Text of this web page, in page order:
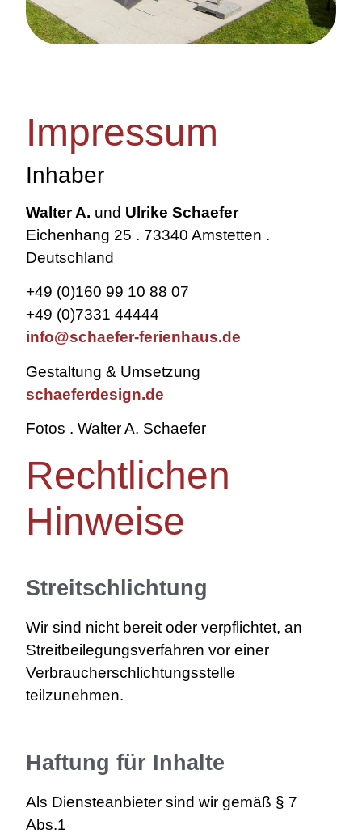
Impressum
Inhaber
Walter A. und Ulrike Schaefer
Eichenhang 25 . 73340 Amstetten .
Deutschland
+49 (0)160 99 10 88 07
+49 (0)7331 44444
info@schaefer-ferienhaus.de
Gestaltung & Umsetzung
schaeferdesign.de
Fotos . Walter A. Schaefer
Rechtlichen
Hinweise
Streitschlichtung
Wir sind nicht bereit oder verpflichtet, an
Streitbeilegungsverfahren vor einer
Verbraucherschlichtungsstelle
teilzunehmen.
Haftung für Inhalte
Als Diensteanbieter sind wir gemäß § 7
Abs.1